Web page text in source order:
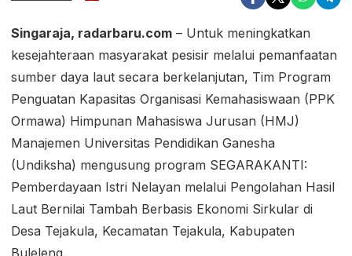
Singaraja, radarbaru.com – Untuk meningkatkan
kesejahteraan masyarakat pesisir melalui pemanfaatan
sumber daya laut secara berkelanjutan, Tim Program
Penguatan Kapasitas Organisasi Kemahasiswaan (PPK
Ormawa) Himpunan Mahasiswa Jurusan (HMJ)
Manajemen Universitas Pendidikan Ganesha
(Undiksha) mengusung program SEGARAKANTI:
Pemberdayaan Istri Nelayan melalui Pengolahan Hasil
Laut Bernilai Tambah Berbasis Ekonomi Sirkular di
Desa Tejakula, Kecamatan Tejakula, Kabupaten
Buleleng.